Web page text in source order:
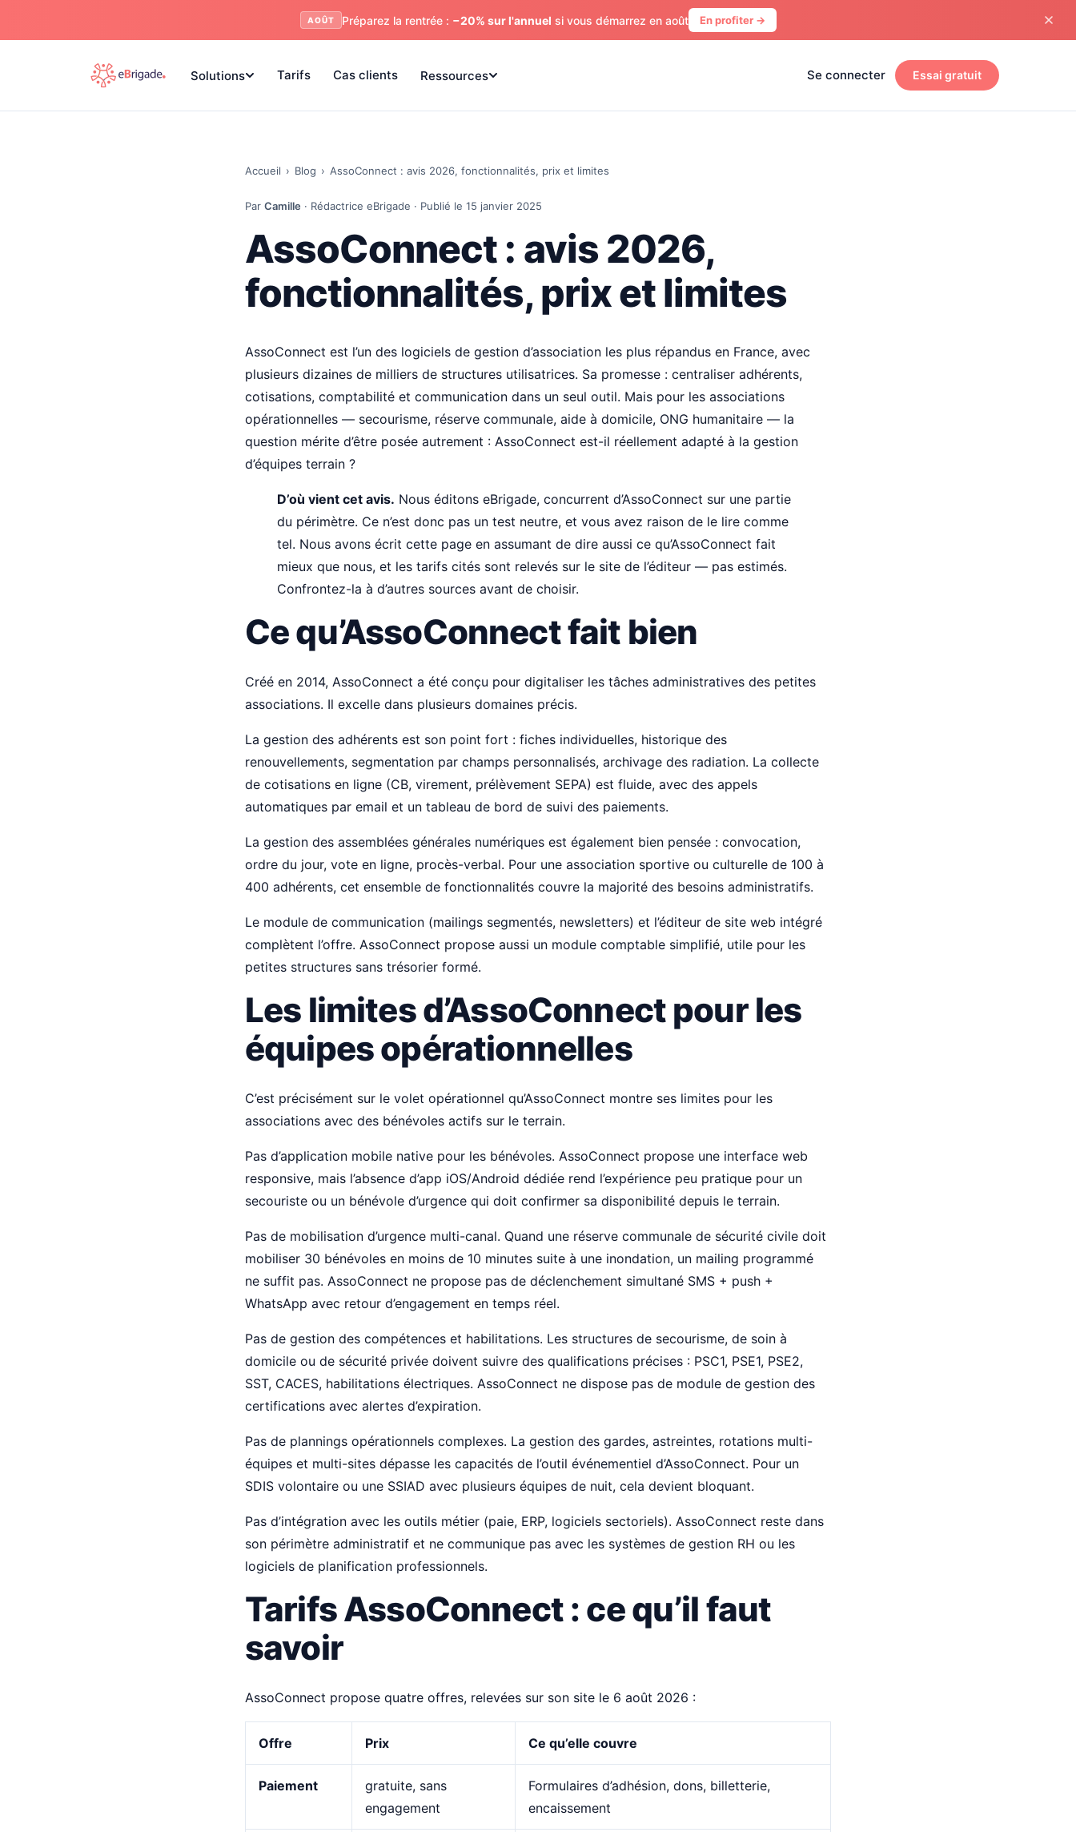
AOÛT Préparez la rentrée : −20% sur l'annuel si vous démarrez en août En profiter →
Solutions Tarifs Cas clients Ressources Se connecter Essai gratuit
Accueil › Blog › AssoConnect : avis 2026, fonctionnalités, prix et limites
Par Camille · Rédactrice eBrigade · Publié le 15 janvier 2025
AssoConnect : avis 2026,
fonctionnalités, prix et limites
AssoConnect est l’un des logiciels de gestion d’association les plus répandus en France, avec
plusieurs dizaines de milliers de structures utilisatrices. Sa promesse : centraliser adhérents,
cotisations, comptabilité et communication dans un seul outil. Mais pour les associations
opérationnelles — secourisme, réserve communale, aide à domicile, ONG humanitaire — la
question mérite d’être posée autrement : AssoConnect est-il réellement adapté à la gestion
d’équipes terrain ?
D’où vient cet avis. Nous éditons eBrigade, concurrent d’AssoConnect sur une partie
du périmètre. Ce n’est donc pas un test neutre, et vous avez raison de le lire comme
tel. Nous avons écrit cette page en assumant de dire aussi ce qu’AssoConnect fait
mieux que nous, et les tarifs cités sont relevés sur le site de l’éditeur — pas estimés.
Confrontez-la à d’autres sources avant de choisir.
Ce qu’AssoConnect fait bien
Créé en 2014, AssoConnect a été conçu pour digitaliser les tâches administratives des petites
associations. Il excelle dans plusieurs domaines précis.
La gestion des adhérents est son point fort : fiches individuelles, historique des
renouvellements, segmentation par champs personnalisés, archivage des radiation. La collecte
de cotisations en ligne (CB, virement, prélèvement SEPA) est fluide, avec des appels
automatiques par email et un tableau de bord de suivi des paiements.
La gestion des assemblées générales numériques est également bien pensée : convocation,
ordre du jour, vote en ligne, procès-verbal. Pour une association sportive ou culturelle de 100 à
400 adhérents, cet ensemble de fonctionnalités couvre la majorité des besoins administratifs.
Le module de communication (mailings segmentés, newsletters) et l’éditeur de site web intégré
complètent l’offre. AssoConnect propose aussi un module comptable simplifié, utile pour les
petites structures sans trésorier formé.
Les limites d’AssoConnect pour les
équipes opérationnelles
C’est précisément sur le volet opérationnel qu’AssoConnect montre ses limites pour les
associations avec des bénévoles actifs sur le terrain.
Pas d’application mobile native pour les bénévoles. AssoConnect propose une interface web
responsive, mais l’absence d’app iOS/Android dédiée rend l’expérience peu pratique pour un
secouriste ou un bénévole d’urgence qui doit confirmer sa disponibilité depuis le terrain.
Pas de mobilisation d’urgence multi-canal. Quand une réserve communale de sécurité civile doit
mobiliser 30 bénévoles en moins de 10 minutes suite à une inondation, un mailing programmé
ne suffit pas. AssoConnect ne propose pas de déclenchement simultané SMS + push +
WhatsApp avec retour d’engagement en temps réel.
Pas de gestion des compétences et habilitations. Les structures de secourisme, de soin à
domicile ou de sécurité privée doivent suivre des qualifications précises : PSC1, PSE1, PSE2,
SST, CACES, habilitations électriques. AssoConnect ne dispose pas de module de gestion des
certifications avec alertes d’expiration.
Pas de plannings opérationnels complexes. La gestion des gardes, astreintes, rotations multi-
équipes et multi-sites dépasse les capacités de l’outil événementiel d’AssoConnect. Pour un
SDIS volontaire ou une SSIAD avec plusieurs équipes de nuit, cela devient bloquant.
Pas d’intégration avec les outils métier (paie, ERP, logiciels sectoriels). AssoConnect reste dans
son périmètre administratif et ne communique pas avec les systèmes de gestion RH ou les
logiciels de planification professionnels.
Tarifs AssoConnect : ce qu’il faut
savoir
AssoConnect propose quatre offres, relevées sur son site le 6 août 2026 :
Offre Prix Ce qu’elle couvre
Paiement
gratuite, sans
engagement
Formulaires d’adhésion, dons, billetterie,
encaissement